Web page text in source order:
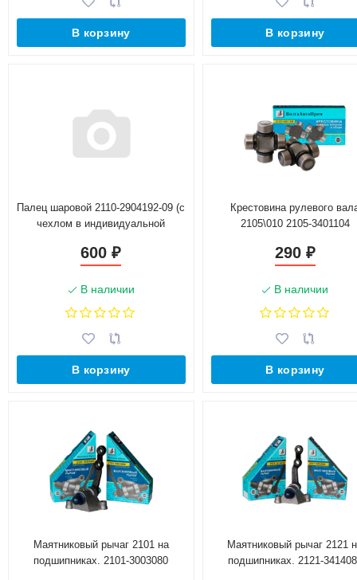
В корзину В корзину
Палец шаровой 2110-2904192-09 (с
чехлом в индивидуальной
600₽
В наличии
В корзину
Крестовина рулевого
2105\010 2105-3401104
290 ₽
В наличии
В корзину
Маятниковый рычаг 2101 на
подшипниках. 2101-3003080
Маятниковый рычаг 2121
подшипниках. 2121-